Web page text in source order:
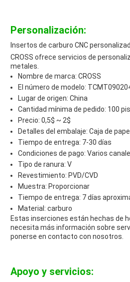
Personalización:
Insertos de carburo CNC
CROSS ofrece servicios de
metales.
Nombre de marca: CROSS
El número de modelo:
Lugar de origen: China
Cantidad mínima de pedido: 100 pis
Precio: 0,5$ ~ 2$
Detalles del embalaje: Caja de
Tiempo de entrega: 7-30 días
Condiciones de pago: Varios
Tipo de ranura: V
Revestimiento: PVD/CVD
Muestra: Proporcionar
Tiempo de entrega: 7 días
Material: carburo
Estas inserciones están hechas de
necesita más información sobre
ponerse en contacto con nosotros.
Apoyo y servicios: